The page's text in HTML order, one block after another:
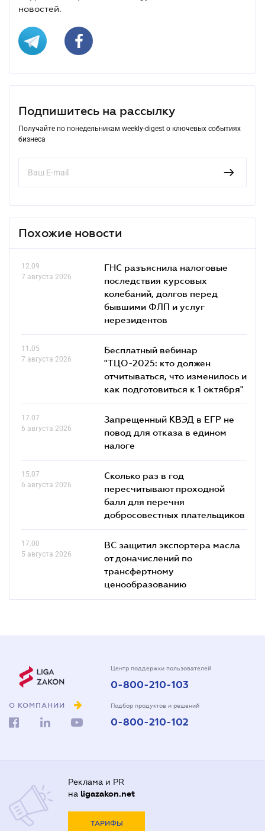
новостей.
Подпишитесь на рассылку
Получайте по понедельникам weekly-digest о ключевых событиях
бизнеса
Похожие новости
12.09
7 августа 2026
ГНС разъяснила налоговые
последствия курсовых
колебаний, долгов перед
бывшими ФЛП и услуг
нерезидентов
11.05
7 августа 2026
Бесплатный вебинар
"ТЦО-2025: кто должен
отчитываться, что изменилось и
как подготовиться к 1 октября"
17.07
6 августа 2026
Запрещенный КВЭД в ЕГР не
повод для отказа в едином
налоге
15.07
6 августа 2026
Сколько раз в год
пересчитывают проходной
балл для перечня
добросовестных плательщиков
17.00
5 августа 2026
ВС защитил экспортера масла
от доначислений по
трансфертному
ценообразованию
О КОМПАНИИ
Центр поддержки пользователей
0-800-210-103
Подбор продуктов и решений
0-800-210-102
Реклама и PR
на ligazakon.net
ТАРИФЫ